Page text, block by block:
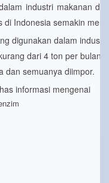
industri makanan
di Indonesia semakin
digunakan dalam
dari 4 ton per bulan
dan semuanya diimpor.
informasi mengenai